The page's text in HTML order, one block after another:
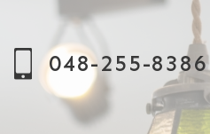
048-255-8386